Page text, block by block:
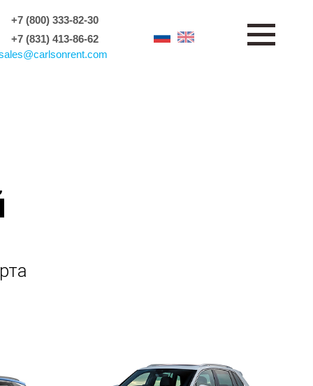
+7 (800) 333-82-30
+7 (831) 413-86-62
@carlsonrent.com